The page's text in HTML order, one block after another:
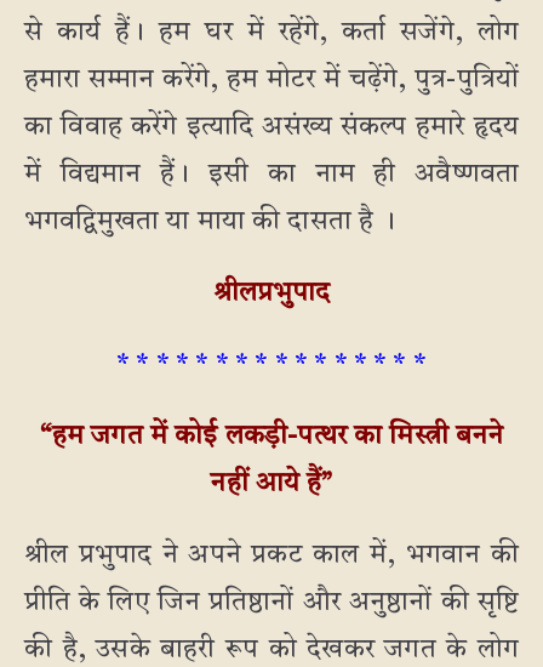
से कार्य हैं। हम घर में रहेंगे, कर्ता सजेंगे, लोग
हमारा सम्मान करेंगे, हम मोटर में चढ़ेंगे, पुत्र-पुत्रियों
का विवाह करेंगे इत्यादि असंख्य संकल्प हमारे हृदय
में विद्यमान हैं। इसी का नाम ही अवैष्णवता
भगवद्विमुखता या माया की दासता है ।
श्रीलप्रभुपाद
* * * * * * * * * * * * * * * *
“हम जगत में कोई लकड़ी-पत्थर का मिस्त्री बनने
नहीं आये हैं”
श्रील प्रभुपाद ने अपने प्रकट काल में, भगवान की
प्रीति के लिए जिन प्रतिष्ठानों और अनुष्ठानों की सृष्टि
की है, उसके बाहरी रूप को देखकर जगत के लोग